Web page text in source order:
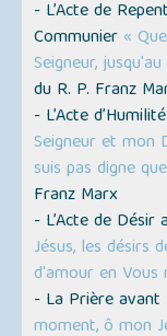
- L’Acte de
Communier «
Seigneur,
du R. P. Franz
- L’Acte
Seigneur et mon
suis pas digne
Franz Marx
- L’Acte de
Jésus, les désirs
d'amour en Vous
- La Prière avant
moment, ô mon